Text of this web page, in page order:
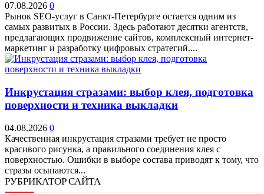
07.08.2026 0
Рынок SEO-услуг в Санкт-Петербурге остается одним из
самых развитых в России. Здесь работают десятки агентств,
предлагающих продвижение сайтов, комплексный интернет-
маркетинг и разработку цифровых стратегий....
Инкрустация стразами: выбор клея, подготовка
поверхности и техника выкладки
04.08.2026 0
Качественная инкрустация стразами требует не просто
красивого рисунка, а правильного соединения клея с
поверхностью. Ошибки в выборе состава приводят к тому, что
стразы осыпаются...
РУБРИКАТОР САЙТА